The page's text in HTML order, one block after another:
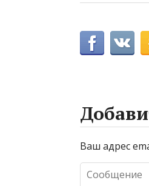
Ваш адрес